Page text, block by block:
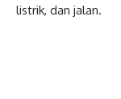
listrik, dan jalan.